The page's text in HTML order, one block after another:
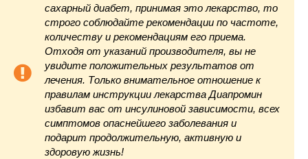
сахарный диабет, принимая это лекарство, то
строго соблюдайте рекомендации по частоте,
количеству и рекомендациям его приема.
Отходя от указаний производителя, вы не
увидите положительных результатов от
лечения. Только внимательное отношение к
правилам инструкции лекарства Диапромин
избавит вас от инсулиновой зависимости, всех
симптомов опаснейшего заболевания и
подарит продолжительную, активную и
здоровую жизнь!